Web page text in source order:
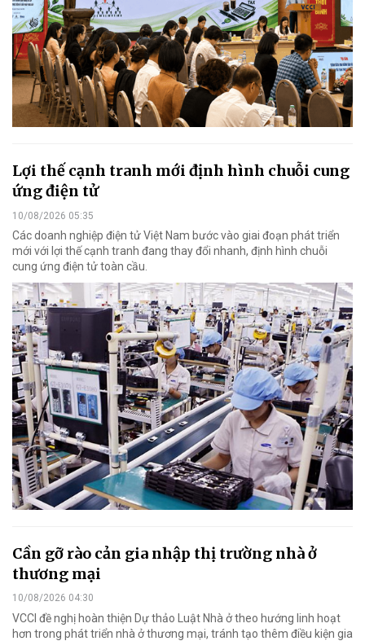
Lợi thế cạnh tranh mới định hình chuỗi cung
ứng điện tử
10/08/2026 05:35
Các doanh nghiệp điện tử Việt Nam bước vào giai đoạn phát triển
mới với lợi thế cạnh tranh đang thay đổi nhanh, định hình chuỗi
cung ứng điện tử toàn cầu.
Cần gỡ rào cản gia nhập thị trường nhà ở
thương mại
10/08/2026 04:30
VCCI đề nghị hoàn thiện Dự thảo Luật Nhà ở theo hướng linh hoạt
hơn trong phát triển nhà ở thương mại, tránh tạo thêm điều kiện gia